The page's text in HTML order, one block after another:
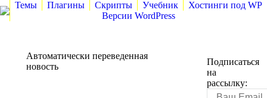
Темы Плагины Скрипты Учебник
Хостинги под WP
Версии WordPress
Автоматически переведенная
новость
Подписаться
на
рассылку: